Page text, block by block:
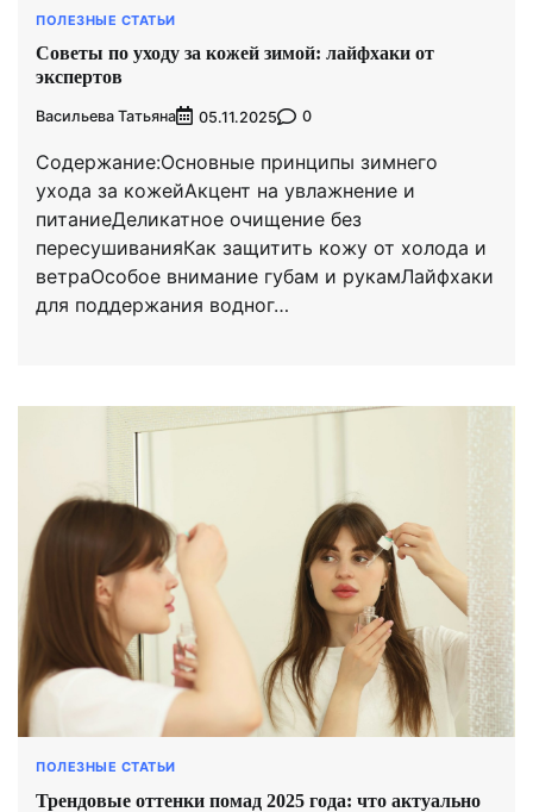
ПОЛЕЗНЫЕ СТАТЬИ
Советы по уходу за кожей зимой: лайфхаки от
экспертов
Васильева Татьяна 05.11.2025 0
Содержание:Основные принципы зимнего
ухода за кожейАкцент на увлажнение и
питаниеДеликатное очищение без
пересушиванияКак защитить кожу от холода и
ветраОсобое внимание губам и рукамЛайфхаки
для поддержания водног…
ПОЛЕЗНЫЕ СТАТЬИ
Трендовые оттенки помад 2025 года: что актуально